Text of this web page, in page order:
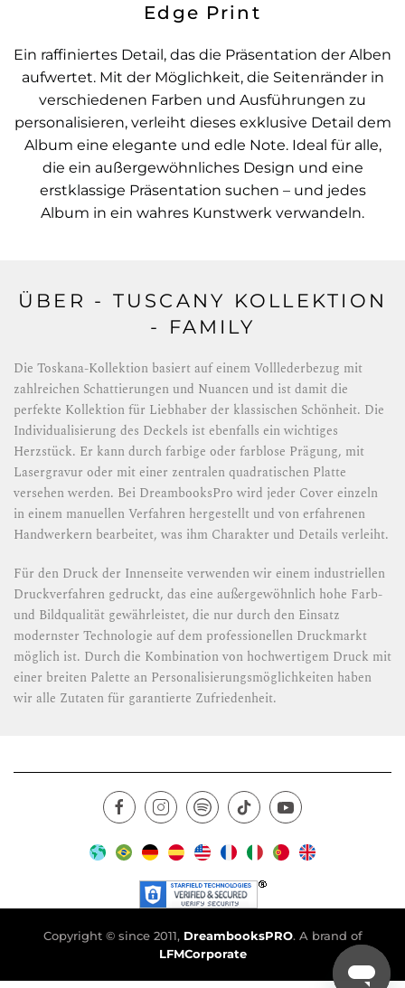
Edge Print
Ein raffiniertes Detail, das die Präsentation der Alben
aufwertet. Mit der Möglichkeit, die Seitenränder in
verschiedenen Farben und Ausführungen zu
personalisieren, verleiht dieses exklusive Detail dem
Album eine elegante und edle Note. Ideal für alle,
die ein außergewöhnliches Design und eine
erstklassige Präsentation suchen – und jedes
Album in ein wahres Kunstwerk verwandeln.
ÜBER - TUSCANY KOLLEKTION
- FAMILY
Die Toskana-Kollektion basiert auf einem Volllederbezug mit
zahlreichen Schattierungen und Nuancen und ist damit die
perfekte Kollektion für Liebhaber der klassischen Schönheit. Die
Individualisierung des Deckels ist ebenfalls ein wichtiges
Herzstück. Er kann durch farbige oder farblose Prägung, mit
Lasergravur oder mit einer zentralen quadratischen Platte
versehen werden. Bei DreambooksPro wird jeder Cover einzeln
in einem manuellen Verfahren hergestellt und von erfahrenen
Handwerkern bearbeitet, was ihm Charakter und Details verleiht.
Für den Druck der Innenseite verwenden wir einem industriellen
Druckverfahren gedruckt, das eine außergewöhnlich hohe Farb-
und Bildqualität gewährleistet, die nur durch den Einsatz
modernster Technologie auf dem professionellen Druckmarkt
möglich ist. Durch die Kombination von hochwertigem Druck mit
einer breiten Palette an Personalisierungsmöglichkeiten haben
wir alle Zutaten für garantierte Zufriedenheit.
Copyright © since 2011, DreambooksPRO. A brand of
LFMCorporate